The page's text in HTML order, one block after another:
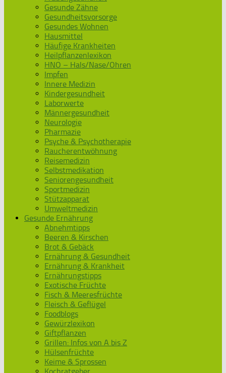
Gesunde Zähne
Gesundheitsvorsorge
Gesundes Wohnen
Hausmittel
Häufige Krankheiten
Heilpflanzenlexikon
HNO – Hals/Nase/Ohren
Impfen
Innere Medizin
Kindergesundheit
Laborwerte
Männergesundheit
Neurologie
Pharmazie
Psyche & Psychotherapie
Raucherentwöhnung
Reisemedizin
Selbstmedikation
Seniorengesundheit
Sportmedizin
Stützapparat
Umweltmedizin
Gesunde Ernährung
Abnehmtipps
Beeren & Kirschen
Brot & Gebäck
Ernährung & Gesundheit
Ernährung & Krankheit
Ernährungstipps
Exotische Früchte
Fisch & Meeresfrüchte
Fleisch & Geflügel
Foodblogs
Gewürzlexikon
Giftpflanzen
Grillen: Infos von A bis Z
Hülsenfrüchte
Keime & Sprossen